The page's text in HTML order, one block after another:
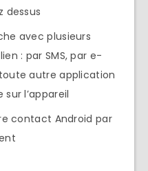
dessus
avec plusieurs
: par SMS, par e-
autre application
l’appareil
contact Android par